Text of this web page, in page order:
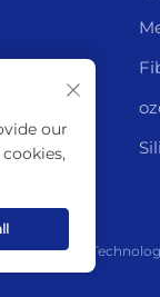
Highborn
our